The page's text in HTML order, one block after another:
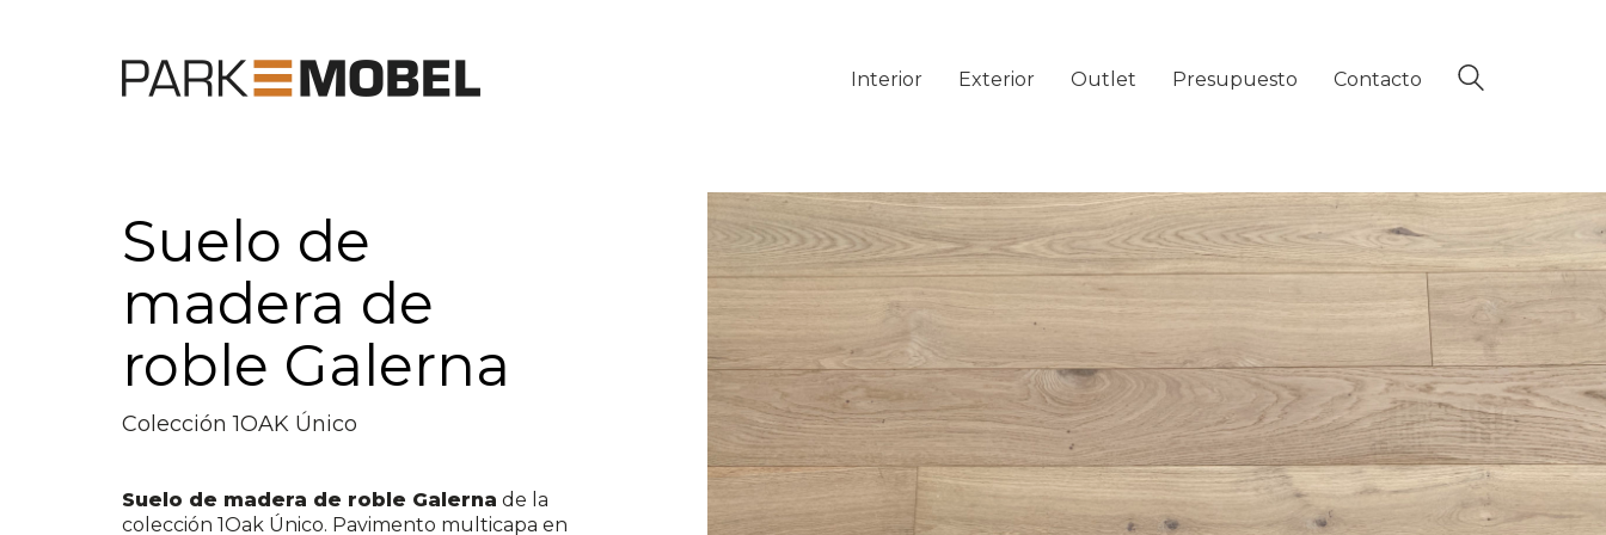
Interior Exterior Outlet Presupuesto Contacto
Suelo de
madera de
roble Galerna
Colección 1OAK Único
Suelo de madera de roble Galerna de la
colección 1Oak Único. Pavimento multicapa en